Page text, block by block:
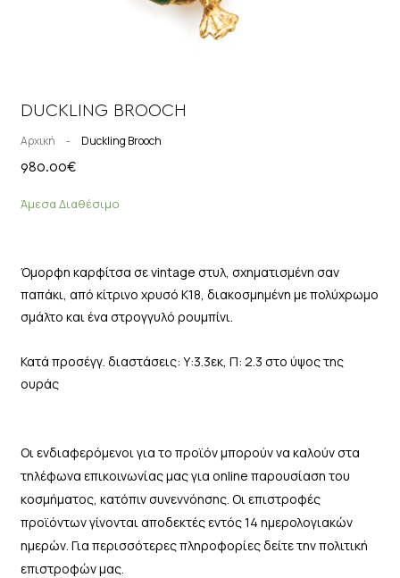
DUCKLING BROOCH
Αρχική - Duckling Brooch
980.00€
Άμεσα Διαθέσιμο
Όμορφη καρφίτσα σε vintage στυλ, σχηματισμένη σαν
παπάκι, από κίτρινο χρυσό Κ18, διακοσμημένη με πολύχρωμο
σμάλτο και ένα στρογγυλό ρουμπίνι.
Κατά προσέγγ. διαστάσεις: Υ:3.3εκ, Π: 2.3 στο ύψος της
ουράς
Οι ενδιαφερόμενοι για το προϊόν μπορούν να καλούν στα
τηλέφωνα επικοινωνίας μας για online παρουσίαση του
κοσμήματος, κατόπιν συνεννόησης. Οι επιστροφές
προϊόντων γίνονται αποδεκτές εντός 14 ημερολογιακών
ημερών. Για περισσότερες πληροφορίες δείτε την πολιτική
επιστροφών μας.